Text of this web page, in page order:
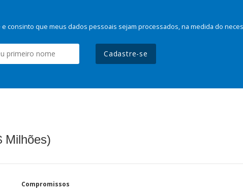
consinto que meus dados pessoais sejam processados, na medida do
Cadastre-se
Milhões)
Compromissos